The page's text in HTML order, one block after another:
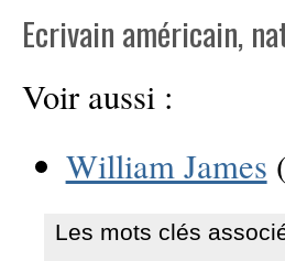
Ecrivain américain,
Voir aussi :
William James
Les mots clés